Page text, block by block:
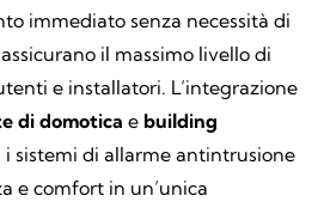
immediato senza necessità di
il massimo livello di
e installatori. L’integrazione
di domotica e building
sistemi di allarme antintrusione
e comfort in un’unica